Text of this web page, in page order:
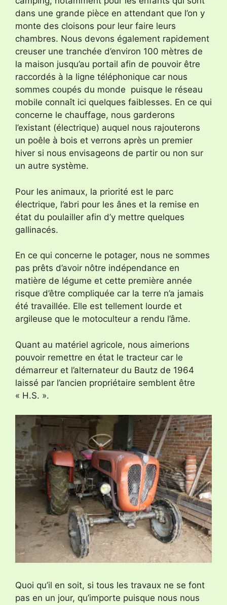
dans une grande pièce en attendant que l’on y
monte des cloisons pour leur faire leurs
chambres. Nous devons également rapidement
creuser une tranchée d’environ 100 mètres de
la maison jusqu’au portail afin de pouvoir être
raccordés à la ligne téléphonique car nous
sommes coupés du monde puisque le réseau
mobile connaît ici quelques faiblesses. En ce qui
concerne le chauffage, nous garderons
l’existant (électrique) auquel nous rajouterons
un poêle à bois et verrons après un premier
hiver si nous envisageons de partir ou non sur
un autre système.
Pour les animaux, la priorité est le parc
électrique, l’abri pour les ânes et la remise en
état du poulailler afin d’y mettre quelques
gallinacés.
En ce qui concerne le potager, nous ne sommes
pas prêts d’avoir nôtre indépendance en
matière de légume et cette première année
risque d’être compliquée car la terre n’a jamais
été travaillée. Elle est tellement lourde et
argileuse que le motoculteur a rendu l’âme.
Quant au matériel agricole, nous aimerions
pouvoir remettre en état le tracteur car le
démarreur et l’alternateur du Bautz de 1964
laissé par l’ancien propriétaire semblent être
« H.S. ».
Quoi qu’il en soit, si tous les travaux ne se font
pas en un jour, qu’importe puisque nous nous